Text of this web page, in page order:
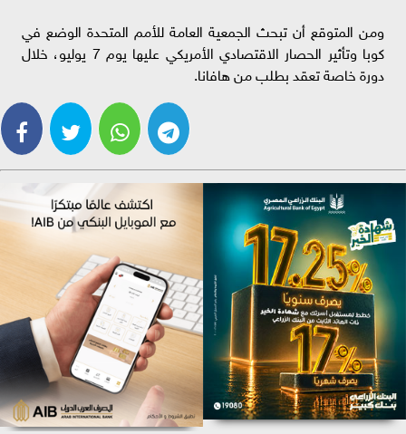
ومن المتوقع أن تبحث الجمعية العامة للأمم المتحدة الوضع في
كوبا وتأثير الحصار الاقتصادي الأمريكي عليها يوم 7 يوليو، خلال
دورة خاصة تعقد بطلب من هافانا.